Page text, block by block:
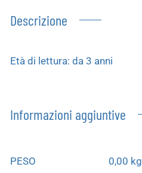
Descrizione
Età di lettura: da 3 anni
Informazioni aggiuntive
PESO 0,00 kg